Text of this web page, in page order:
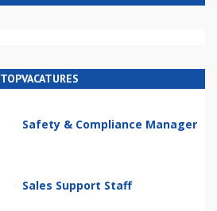
TOPVACATURES
Safety & Compliance Manager
Sales Support Staff